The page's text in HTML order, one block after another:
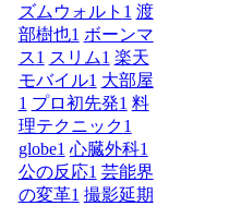
ズムウォルト 1 渡
部樹也1 ボーンマ
ス1 スリム1 楽天
モバイル1 大部屋
1 プロ初先発1 料
理テクニック1
globe1 心臓外科1
公の反応1 芸能界
の変革1 撮影延期